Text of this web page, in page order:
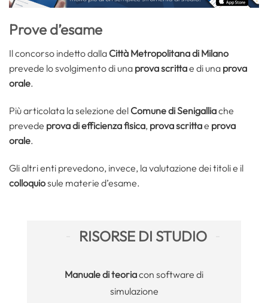
Prove d’esame
Il concorso indetto dalla Città Metropolitana di Milano
prevede lo svolgimento di una prova scrittae di una prova
orale.
Più articolata la selezione del Comune di Senigalliache
prevede prova di efficienza fisica, prova scrittae prova
orale.
Gli altri enti prevedono, invece, la valutazione dei titoli e il
colloquiosule materie d’esame.
RISORSE DI STUDIO
Manualedi teoriacon software di
simulazione